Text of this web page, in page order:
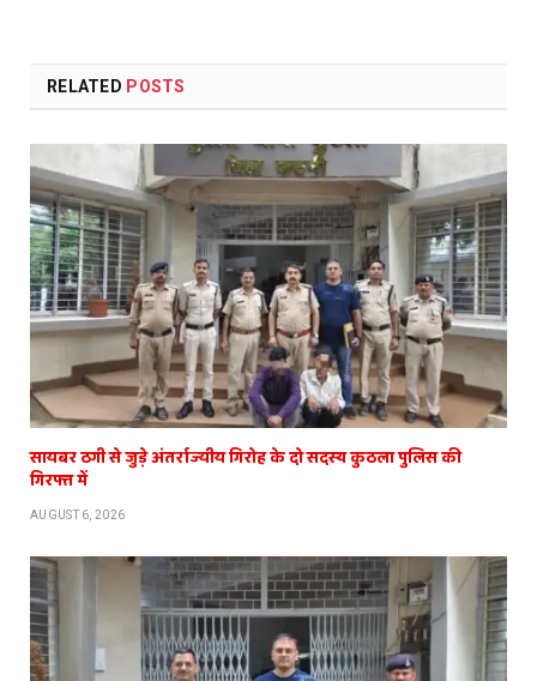
RELATED POSTS
सायबर ठगी से जुड़े अंतर्राज्यीय गिरोह के दो सदस्य कुठला पुलिस की
गिरफ्त में
AUGUST 6, 2026